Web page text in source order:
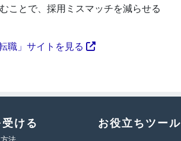
ことで、採用ミスマッチを減らせる
転職」サイトを見る
ける お役立ちツール